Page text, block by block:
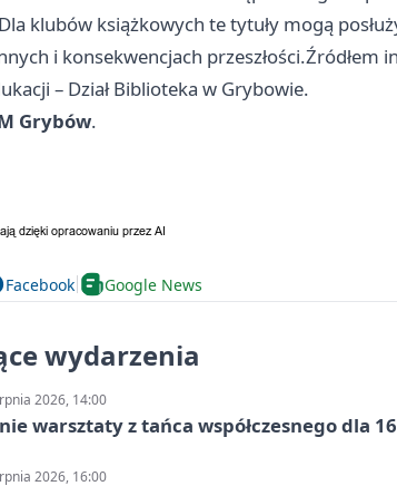
klubów książkowych te tytuły mogą
i konsekwencjach
– Dział Biblioteka w Grybowie.
Grybów.
Facebook Google News
wydarzenia
2026, 14:00
warsztaty z tańca współczesnego dla
2026, 16:00